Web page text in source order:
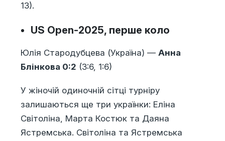
13).
US Open-2025, перше коло
Юлія Стародубцева (Україна) — Анна
Блінкова 0:2 (3:6, 1:6)
У жіночій одиночній сітці турніру
залишаються ще три українки: Еліна
Світоліна, Марта Костюк та Даяна
Ястремська. Світоліна та Ястремська